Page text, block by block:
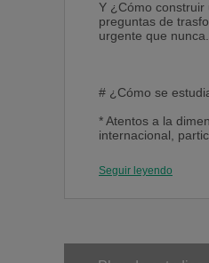
Y ¿Cómo construir
preguntas de
urgente que nunca.
# ¿Cómo se
* Atentos a la
internacional,
instituciones y
habilidades y
Seguir leyendo